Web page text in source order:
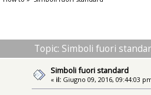
Topic: Simboli fuori
Simboli fuori standard
« il: Giugno 09, 2016, 09:44:03